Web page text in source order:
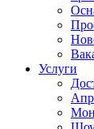
Услуги